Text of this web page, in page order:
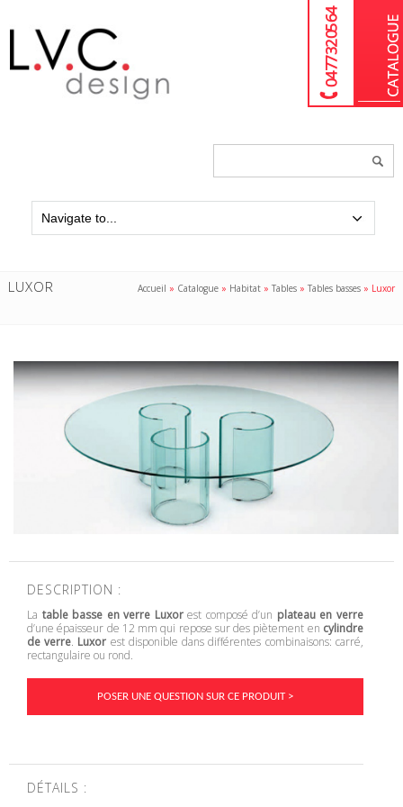
04 77 32 05 64
LUXOR Accueil » Catalogue » Habitat »Tables »Tables basses » Luxor
DESCRIPTION :
La table basse en verre Luxorest composé d’un plateau en verre
d’une épaisseur de 12 mm qui repose sur des piètement en cylindre
de verre. Luxor est disponible dans différentes combinaisons: carré,
rectangulaire ou rond.
POSER UNE QUESTION SUR CE PRODUIT >
DÉTAILS :